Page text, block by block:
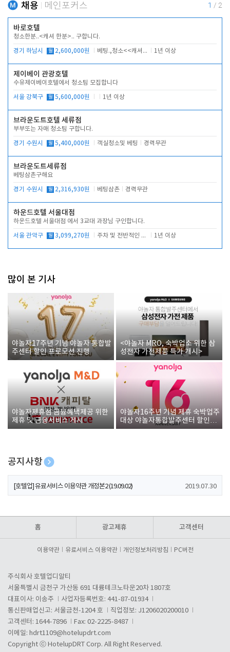
채용 메인포커스 1 / 2
바로호텔
청소한분..<캐셔 한분>.. 구합니다.
경기 하남시 월 2,600,000원 베팅.,청소<<캐셔 모셔봅니다. 1년 이상
제이베이 관광호텔
수유제이베이호텔에서 청소팀 모집합니다
서울 강북구 월 5,600,000원 1년 이상
브라운도트호텔 세류점
부부또는 자매 청소팀 구합니다.
경기 수원시 월 5,400,000원 객실청소및 베팅 경력무관
브라운도트세류점
베팅삼촌구해요
경기 수원시 월 2,316,930원 베팅삼촌 경력무관
하운드호텔 서울대점
하운드호텔 서울대점 에서 3교대 과장님 구인합니다.
서울 관악구 월 3,099,270원 주차 및 전반적인 당번업무 1년 이상
많이 본 기사
야놀자17주년 기념 야놀자 통합발
주센터 할인 프로모션 진행
<야놀자 MRO, 숙박업소 위한 삼
성전자 가전제품 특가 개시>
야놀자제휴점 금융혜택제공 위한
제휴 및 금융서비스 게시
야놀자16주년 기념 제휴 숙박업주
대상 야놀자통합발주센터 할인쿠
폰 증정
공지사항
[호텔업] 개인정보 처리방침 개정본1 (19.09.02)
[호텔업] 유료서비스 이용약관 개정본2 (19.09.02) 2019.07.30
홈 광고제휴 고객센터
이용약관 유료서비스 이용약관 개인정보처리방침 PC버전
주식회사 호텔업디알티
서울특별시 금천구 가산동 691 대륭테크노타운20차 1807호
대표이사: 이송주
사업자등록번호: 441-87-01934
통신판매업신고: 서울금천-1204 호
직업정보: J1206020200010
고객센터: 1644-7896
Fax: 02-2225-8487
이메일: hdrt1109@hotelupdrt.com
Copyright ⓒ HotelupDRT Corp. All Right Reserved.